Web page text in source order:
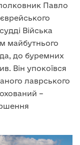
Павло
Війська
майбутнього
до буремних
Він упокоївся
лаврського
–